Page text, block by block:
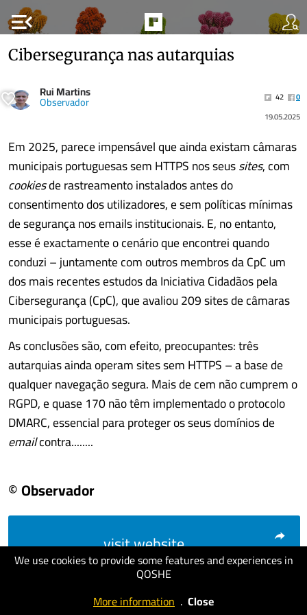
menu_open
We use cookies to provide some features and experiences in
QOSHE
More information . Close
Cibersegurança nas autarquias
Rui Martins
Observador 42
0
19.05.2025
Em 2025, parece impensável que ainda existam câmaras
municipais portuguesas sem HTTPS nos seussites, com
cookiesde rastreamento instalados antes do
consentimento dos utilizadores, e sem políticas mínimas
de segurança nos emails institucionais. E, no entanto,
esse é exactamente o cenário que encontrei quando
conduzi – juntamente com outros membros da CpC um
dos mais recentes estudos da Iniciativa Cidadãos pela
Cibersegurança (CpC), que avaliou 209 sites de câmaras
municipais portuguesas.
As conclusões são, com efeito, preocupantes: três
autarquias ainda operam sites sem HTTPS – a base de
qualquer navegação segura. Mais de cem não cumprem o
RGPD, e quase 170 não têm implementado o protocolo
DMARC, essencial para proteger os seus domínios de
emailcontra........
© Observador
visit website